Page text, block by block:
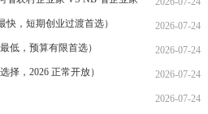
官方政策） 2026-07-24
，短期创业过渡首选）
2026-07-24
低，预算有限首选）
2026-07-24
择，2026 正常开放）
2026-07-24